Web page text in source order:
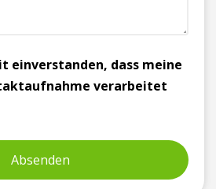
einverstanden, dass meine
verarbeitet